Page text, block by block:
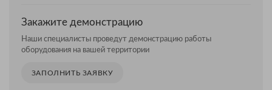
Закажите демонстрацию
Наши специалисты проведут демонстрацию работы
оборудования на вашей территории
ЗАПОЛНИТЬ ЗАЯВКУ